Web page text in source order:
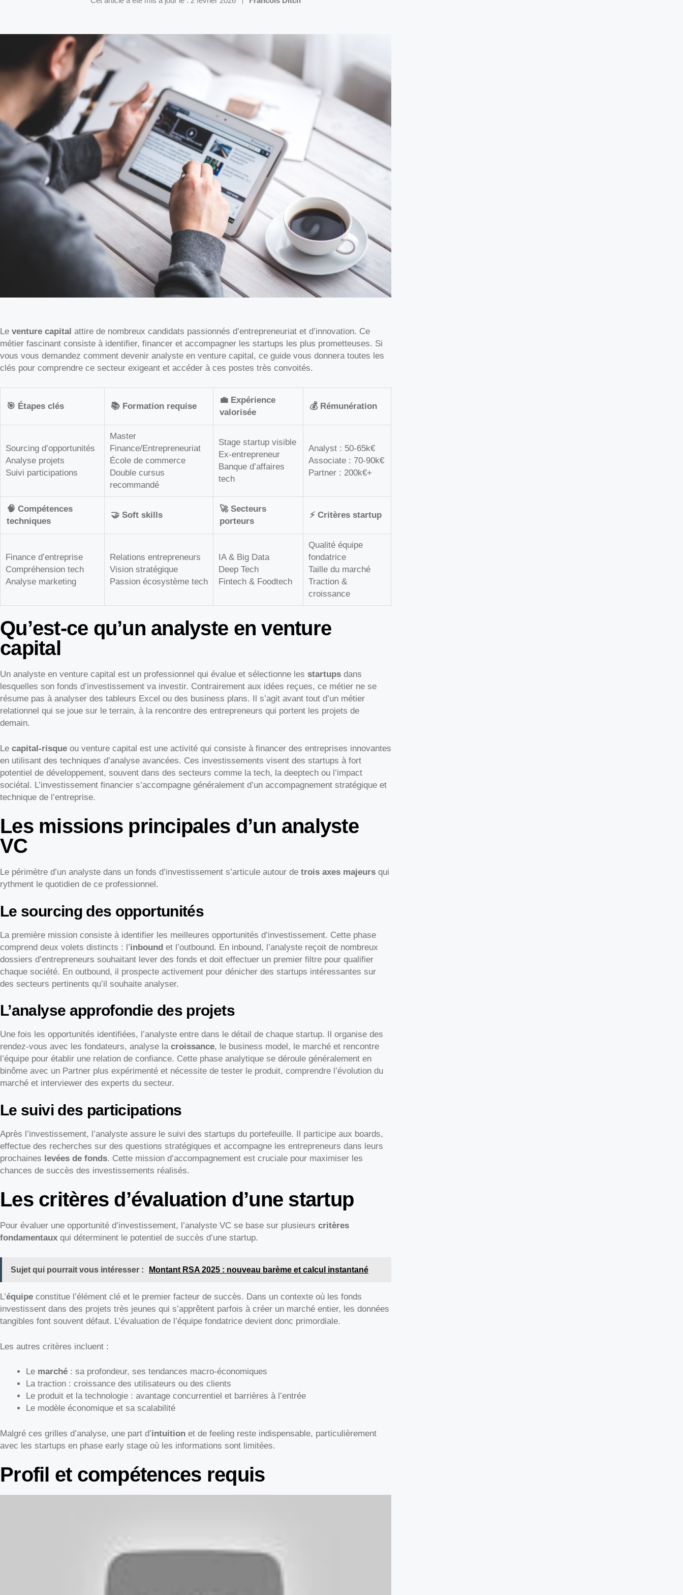
Le venture capital attire de nombreux candidats passionnés d’entrepreneuriat et d’innovation. Ce
métier fascinant consiste à identifier, financer et accompagner les startups les plus prometteuses. Si
vous vous demandez comment devenir analyste en venture capital, ce guide vous donnera toutes les
clés pour comprendre ce secteur exigeant et accéder à ces postes très convoités.
🎯 Étapes clés 📚 Formation requise
💼 Expérience
valorisée
💰 Rémunération
Sourcing d’opportunités
Analyse projets
Suivi participations
Master
Finance/Entrepreneuriat
École de commerce
Double cursus
recommandé
Stage startup visible
Ex-entrepreneur
Banque d’affaires
tech
Analyst : 50-65k€
Associate : 70-90k€
Partner : 200k€+
🧠 Compétences
techniques
🤝 Soft skills
🚀 Secteurs
porteurs
⚡ Critères startup
Finance d’entreprise
Compréhension tech
Analyse marketing
Relations entrepreneurs
Vision stratégique
Passion écosystème tech
IA & Big Data
Deep Tech
Fintech & Foodtech
Qualité équipe
fondatrice
Taille du marché
Traction &
croissance
Qu’est-ce qu’un analyste en venture
capital
Un analyste en venture capital est un professionnel qui évalue et sélectionne les startups dans
lesquelles son fonds d’investissement va investir. Contrairement aux idées reçues, ce métier ne se
résume pas à analyser des tableurs Excel ou des business plans. Il s’agit avant tout d’un métier
relationnel qui se joue sur le terrain, à la rencontre des entrepreneurs qui portent les projets de
demain.
Le capital-risque ou venture capital est une activité qui consiste à financer des entreprises innovantes
en utilisant des techniques d’analyse avancées. Ces investissements visent des startups à fort
potentiel de développement, souvent dans des secteurs comme la tech, la deeptech ou l’impact
sociétal. L’investissement financier s’accompagne généralement d’un accompagnement stratégique et
technique de l’entreprise.
Les missions principales d’un analyste
VC
Le périmètre d’un analyste dans un fonds d’investissement s’articule autour de trois axes majeurs qui
rythment le quotidien de ce professionnel.
Le sourcing des opportunités
La première mission consiste à identifier les meilleures opportunités d’investissement. Cette phase
comprend deux volets distincts : l’inbound et l’outbound. En inbound, l’analyste reçoit de nombreux
dossiers d’entrepreneurs souhaitant lever des fonds et doit effectuer un premier filtre pour qualifier
chaque société. En outbound, il prospecte activement pour dénicher des startups intéressantes sur
des secteurs pertinents qu’il souhaite analyser.
L’analyse approfondie des projets
Une fois les opportunités identifiées, l’analyste entre dans le détail de chaque startup. Il organise des
rendez-vous avec les fondateurs, analyse la croissance, le business model, le marché et rencontre
l’équipe pour établir une relation de confiance. Cette phase analytique se déroule généralement en
binôme avec un Partner plus expérimenté et nécessite de tester le produit, comprendre l’évolution du
marché et interviewer des experts du secteur.
Le suivi des participations
Après l’investissement, l’analyste assure le suivi des startups du portefeuille. Il participe aux boards,
effectue des recherches sur des questions stratégiques et accompagne les entrepreneurs dans leurs
prochaines levées de fonds. Cette mission d’accompagnement est cruciale pour maximiser les
chances de succès des investissements réalisés.
Les critères d’évaluation d’une startup
Pour évaluer une opportunité d’investissement, l’analyste VC se base sur plusieurs critères
fondamentaux qui déterminent le potentiel de succès d’une startup.
Sujet qui pourrait vous intéresser : Montant RSA 2025 : nouveau barème et calcul instantané
L’équipe constitue l’élément clé et le premier facteur de succès. Dans un contexte où les fonds
investissent dans des projets très jeunes qui s’apprêtent parfois à créer un marché entier, les données
tangibles font souvent défaut. L’évaluation de l’équipe fondatrice devient donc primordiale.
Les autres critères incluent :
Le marché: sa profondeur, ses tendances macro-économiques
La traction : croissance des utilisateurs ou des clients
Le produit et la technologie : avantage concurrentiel et barrières à l’entrée
Le modèle économique et sa scalabilité
Malgré ces grilles d’analyse, une part d’intuition et de feeling reste indispensable, particulièrement
avec les startups en phase early stage où les informations sont limitées.
Profil et compétences requis